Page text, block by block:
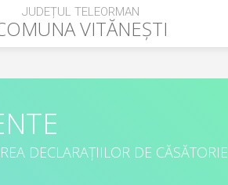
JUDEȚUL TELEORMAN
VITĂNEȘTI
DECLARAȚIILOR DE CĂSĂTORIE